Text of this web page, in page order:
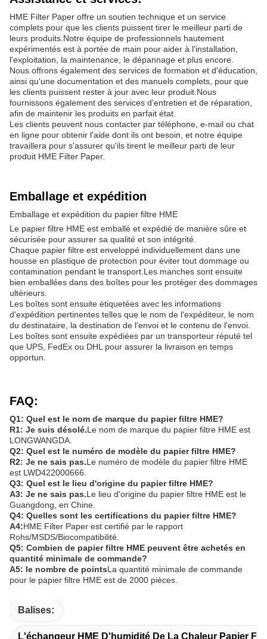
HME Filter Paper offre un soutien technique et un service
complets pour que les clients puissent tirer le meilleur parti de
leurs produits.Notre équipe de professionnels hautement
expérimentés est à portée de main pour aider à l'installation,
l'exploitation, la maintenance, le dépannage et plus encore.
Nous offrons également des services de formation et d'éducation,
ainsi qu'une documentation et des manuels complets, pour que
les clients puissent rester à jour avec leur produit.Nous
fournissons également des services d'entretien et de réparation,
afin de maintenir les produits en parfait état.
Les clients peuvent nous contacter par téléphone, e-mail ou chat
en ligne pour obtenir l'aide dont ils ont besoin, et notre équipe
travaillera pour s'assurer qu'ils tirent le meilleur parti de leur
produit HME Filter Paper.
Emballage et expédition
Emballage et expédition du papier filtre HME
Le papier filtre HME est emballé et expédié de manière sûre et
sécurisée pour assurer sa qualité et son intégrité.
Chaque papier filtre est enveloppé individuellement dans une
housse en plastique de protection pour éviter tout dommage ou
contamination pendant le transport.Les manches sont ensuite
bien emballées dans des boîtes pour les protéger des dommages
ultérieurs.
Les boîtes sont ensuite étiquetées avec les informations
d'expédition pertinentes telles que le nom de l'expéditeur, le nom
du destinataire, la destination de l'envoi et le contenu de l'envoi.
Les boîtes sont ensuite expédiées par un transporteur réputé tel
que UPS, FedEx ou DHL pour assurer la livraison en temps
opportun.
FAQ:
Q1: Quel est le nom de marque du papier filtre HME?
R1: Je suis désolé.Le nom de marque du papier filtre HME est
LONGWANGDA.
Q2: Quel est le numéro de modèle du papier filtre HME?
R2: Je ne sais pas.Le numéro de modèle du papier filtre HME
est LWD422000666.
Q3: Quel est le lieu d'origine du papier filtre HME?
A3: Je ne sais pas.Le lieu d'origine du papier filtre HME est le
Guangdong, en Chine.
Q4: Quelles sont les certifications du papier filtre HME?
A4:HME Filter Paper est certifié par le rapport
Rohs/MSDS/Biocompatibilité.
Q5: Combien de papier filtre HME peuvent être achetés en
quantité minimale de commande?
A5: le nombre de pointsLa quantité minimale de commande
pour le papier filtre HME est de 2000 pièces.
Balises:
L'échangeur HME D'humidité De La Chaleur Papier